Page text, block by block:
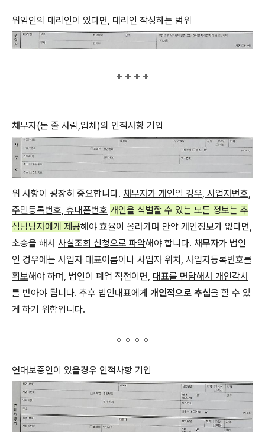
위임인의 대리인이 있다면, 대리인 작성하는 범위
채무자(돈 줄 사람,업체)의 인적사항 기입
위 사항이 굉장히 중요합니다. 채무자가 개인일 경우, 사업자번호,
주민등록번호, 휴대폰번호 개인을 식별할 수 있는 모든 정보는 추
심담당자에게 제공해야 효율이 올라가며 만약 개인정보가 없다면,
소송을 해서 사실조회 신청으로 파악해야 합니다. 채무자가 법인
인 경우에는 사업자 대표이름이나 사업자 위치, 사업자등록번호를
확보해야 하며, 법인이 폐업 직전이면, 대표를 면담해서 개인각서
를 받아야 됩니다. 추후 법인대표에게 개인적으로 추심을 할 수 있
게 하기 위함입니다.
연대보증인이 있을경우 인적사항 기입